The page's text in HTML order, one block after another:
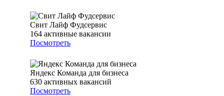
Свит Лайф Фудсервис
164 активные вакансии
Посмотреть
Яндекс Команда для бизнеса
630 активных вакансий
Посмотреть